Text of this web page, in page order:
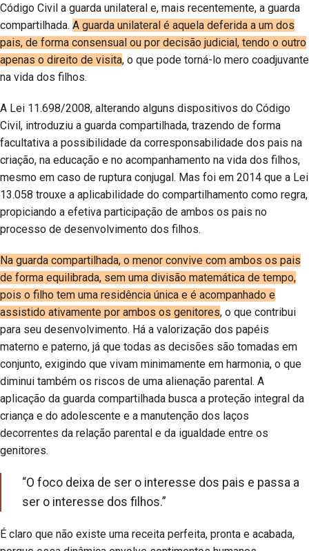
Código Civil a guarda unilateral e, mais recentemente, a guarda
compartilhada. A guarda unilateral é aquela deferida a um dos
pais, de forma consensual ou por decisão judicial, tendo o outro
apenas o direito de visita, o que pode torná-lo mero coadjuvante
na vida dos filhos.
A Lei 11.698/2008, alterando alguns dispositivos do Código
Civil, introduziu a guarda compartilhada, trazendo de forma
facultativa a possibilidade da corresponsabilidade dos pais na
criação, na educação e no acompanhamento na vida dos filhos,
mesmo em caso de ruptura conjugal. Mas foi em 2014 que a Lei
13.058 trouxe a aplicabilidade do compartilhamento como regra,
propiciando a efetiva participação de ambos os pais no
processo de desenvolvimento dos filhos.
Na guarda compartilhada, o menor convive com ambos os pais
de forma equilibrada, sem uma divisão matemática de tempo,
pois o filho tem uma residência única e é acompanhado e
assistido ativamente por ambos os genitores, o que contribui
para seu desenvolvimento. Há a valorização dos papéis
materno e paterno, já que todas as decisões são tomadas em
conjunto, exigindo que vivam minimamente em harmonia, o que
diminui também os riscos de uma alienação parental. A
aplicação da guarda compartilhada busca a proteção integral da
criança e do adolescente e a manutenção dos laços
decorrentes da relação parental e da igualdade entre os
genitores.
“O foco deixa de ser o interesse dos pais e passa a
ser o interesse dos filhos.”
É claro que não existe uma receita perfeita, pronta e acabada,